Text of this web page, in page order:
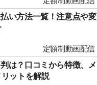
い方法一覧！注意点や変
定額制動画配信
は？口コミから特徴、メ
ットを解説